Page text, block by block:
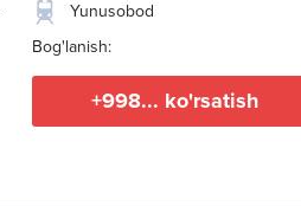
Yunusobod
Bog'lanish:
+998... ko'rsatish